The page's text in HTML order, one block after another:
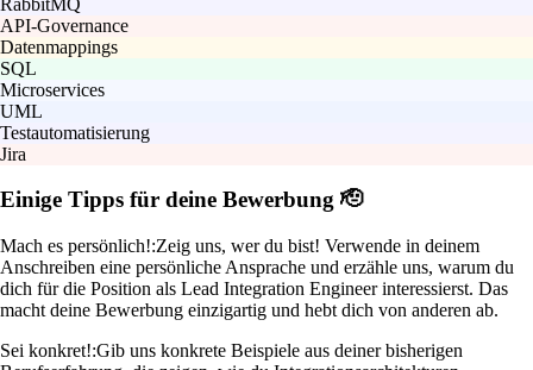
API-Governance
Datenmappings
SQL
Microservices
UML
Testautomatisierung
Jira
Einige Tipps für deine Bewerbung 🫡
Mach es persönlich!:Zeig uns, wer du bist! Verwende in deinem
Anschreiben eine persönliche Ansprache und erzähle uns, warum du
dich für die Position als Lead Integration Engineer interessierst. Das
macht deine Bewerbung einzigartig und hebt dich von anderen ab.
Sei konkret!:Gib uns konkrete Beispiele aus deiner bisherigen